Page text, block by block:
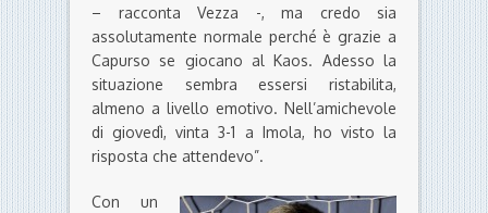
– racconta Vezza -, ma credo sia
assolutamente normale perché è grazie a
Capurso se giocano al Kaos. Adesso la
situazione sembra essersi ristabilita,
almeno a livello emotivo. Nell’amichevole
di giovedì, vinta 3-1 a Imola, ho visto la
risposta che attendevo”.
Con un